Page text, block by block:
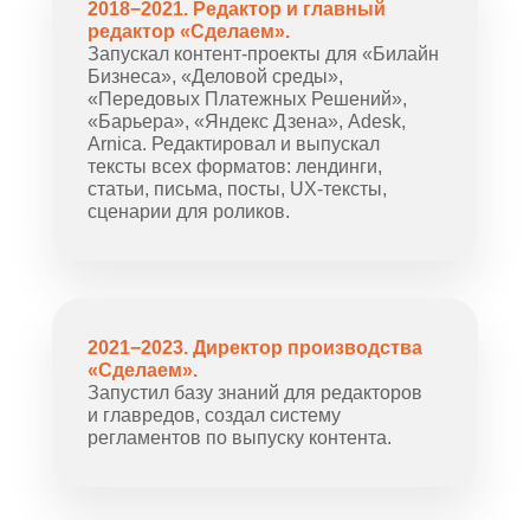
2018−2021. Редактор и главный
редактор «Сделаем».
Запускал контент-проекты для «Билайн
Бизнеса», «Деловой среды»,
«Передовых Платежных Решений»,
«Барьера», «Яндекс Дзена», Adesk,
Arnica. Редактировал и выпускал
тексты всех форматов: лендинги,
статьи, письма, посты, UX-тексты,
сценарии для роликов.
2021−2023. Директор производства
«Сделаем».
Запустил базу знаний для редакторов
и главредов, создал систему
регламентов по выпуску контента.